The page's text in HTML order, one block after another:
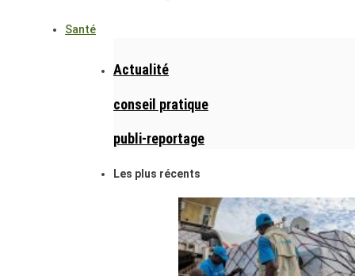
Santé
Actualité
conseil pratique
publi-reportage
Les plus récents